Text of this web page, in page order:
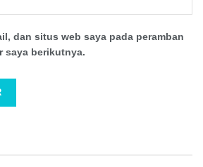
dan situs web saya pada peramban
saya berikutnya.